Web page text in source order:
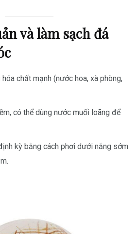
và làm sạch đá
chất mạnh (nước hoa, xà phòng,
có thể dùng nước muối loãng để
kỳ bằng cách phơi dưới nắng sớm